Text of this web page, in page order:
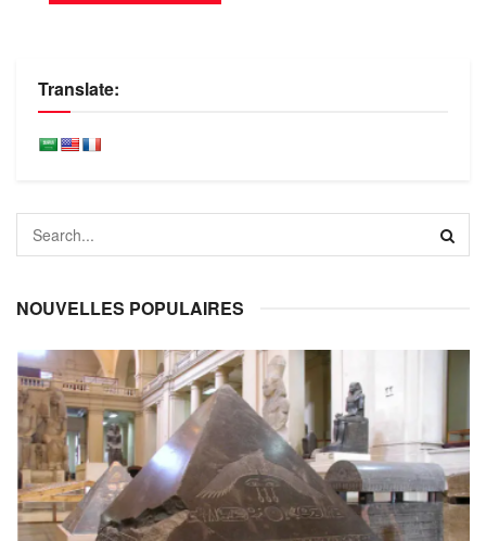
Translate:
NOUVELLES POPULAIRES